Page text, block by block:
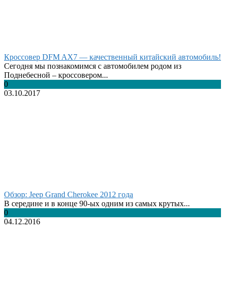
Кроссовер DFM AX7 — качественный китайский автомобиль!
Сегодня мы познакомимся с автомобилем родом из
Поднебесной – кроссовером...
0
03.10.2017
Обзор: Jeep Grand Cherokee 2012 года
В середине и в конце 90-ых одним из самых крутых...
0
04.12.2016